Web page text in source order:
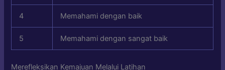
4 Memahami dengan baik
5 Memahami dengan sangat baik
Merefleksikan Kemajuan Melalui Latihan